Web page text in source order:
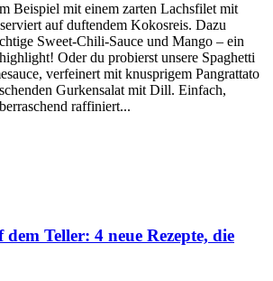
Beispiel mit einem zarten Lachsfilet mit
auf duftendem Kokosreis. Dazu
Sweet-Chili-Sauce und Mango – ein
Oder du probierst unsere Spaghetti
verfeinert mit knusprigem Pangrattato
Gurkensalat mit Dill. Einfach,
raffiniert...
dem Teller: 4 neue Rezepte, die